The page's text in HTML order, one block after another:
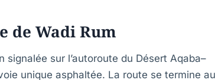
de Wadi Rum
signalée sur l’autoroute du Désert Aqaba–
unique asphaltée. La route se termine au